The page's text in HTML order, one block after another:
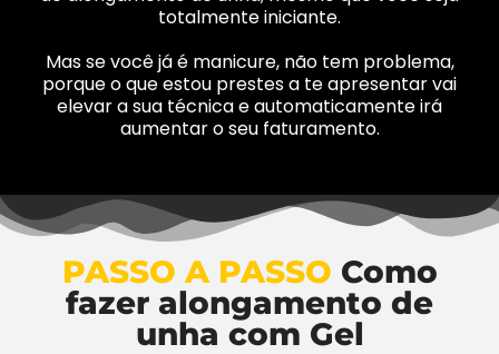
totalmente iniciante.
Mas se você já é manicure, não tem problema,
porque o que estou prestes a te apresentar vai
elevar a sua técnica e automaticamente irá
aumentar o seu faturamento.
PASSO A PASSO Como
fazer alongamento de
unha com Gel